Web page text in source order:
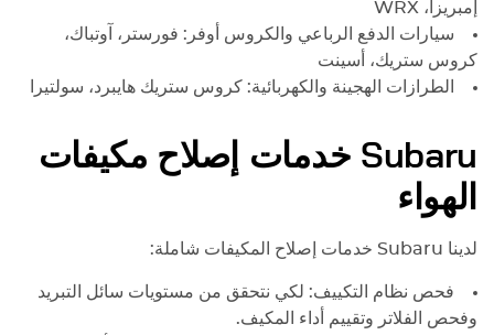
إمبريزا، WRX
سيارات الدفع الرباعي والكروس أوفر: فورستر، آوتباك،
كروس ستريك، أسينت
الطرازات الهجينة والكهربائية: كروس ستريك هايبرد، سولتيرا
Subaru خدمات إصلاح مكيفات
الهواء
لدينا Subaru خدمات إصلاح المكيفات شاملة:
فحص نظام التكييف: لكي نتحقق من مستويات سائل التبريد
وفحص الفلاتر وتقييم أداء المكيف.